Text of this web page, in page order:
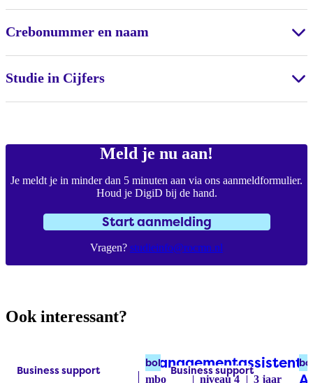
Crebonummer en naam
Studie in Cijfers
Meld je nu aan!
Je meldt je in minder dan 5 minuten aan via ons aanmeldformulier.
Houd je DigiD bij de hand.
Start aanmelding
Vragen? studieinfo@rocmn.nl
Ook interessant?
Managementassistent
mbo niveau 4 3 jaar
bol
Labels:
Business support Labels:
Business support